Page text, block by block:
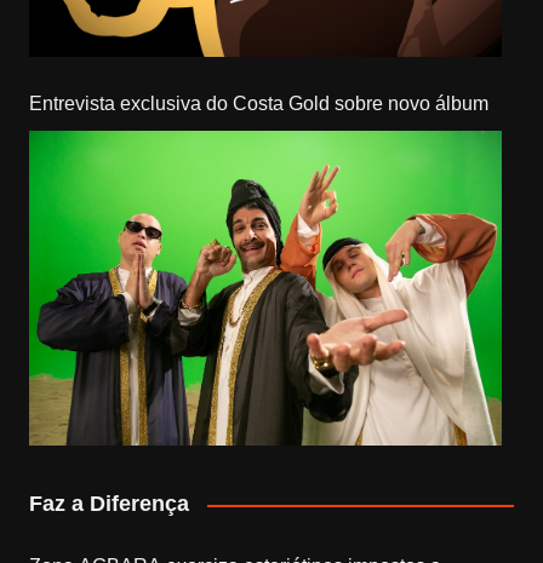
Entrevista exclusiva do Costa Gold sobre novo álbum
Faz a Diferença